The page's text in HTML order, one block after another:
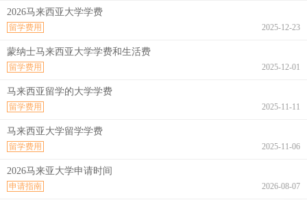
2026马来西亚大学学费
2025-12-23
留学费用
蒙纳士马来西亚大学学费和生活费
2025-12-01
留学费用
马来西亚留学的大学学费
2025-11-11
留学费用
马来西亚大学留学学费
2025-11-06
留学费用
2026马来亚大学申请时间
2026-08-07
申请指南